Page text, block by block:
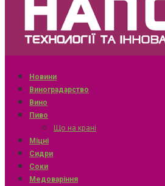
Новини
Виноградарство
Вино
Пиво
Що на крані
Міцні
Сидри
Соки
Медоваріння